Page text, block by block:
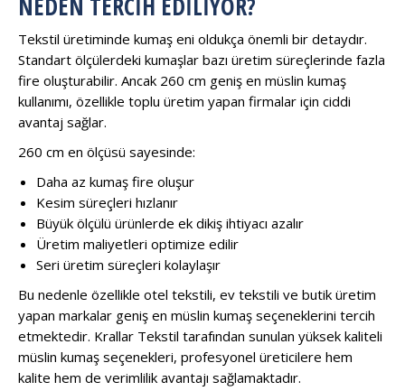
Tekstil üretiminde kumaş eni oldukça önemli bir detaydır.
Standart ölçülerdeki kumaşlar bazı üretim süreçlerinde fazla
fire oluşturabilir. Ancak 260 cm geniş en müslin kumaş
kullanımı, özellikle toplu üretim yapan firmalar için ciddi
avantaj sağlar.
260 cm en ölçüsü sayesinde:
Daha az kumaş fire oluşur
Kesim süreçleri hızlanır
Büyük ölçülü ürünlerde ek dikiş ihtiyacı azalır
Üretim maliyetleri optimize edilir
Seri üretim süreçleri kolaylaşır
Bu nedenle özellikle otel tekstili, ev tekstili ve butik üretim
yapan markalar geniş en müslin kumaş seçeneklerini tercih
etmektedir. Krallar Tekstil tarafından sunulan yüksek kaliteli
müslin kumaş seçenekleri, profesyonel üreticilere hem
kalite hem de verimlilik avantajı sağlamaktadır.